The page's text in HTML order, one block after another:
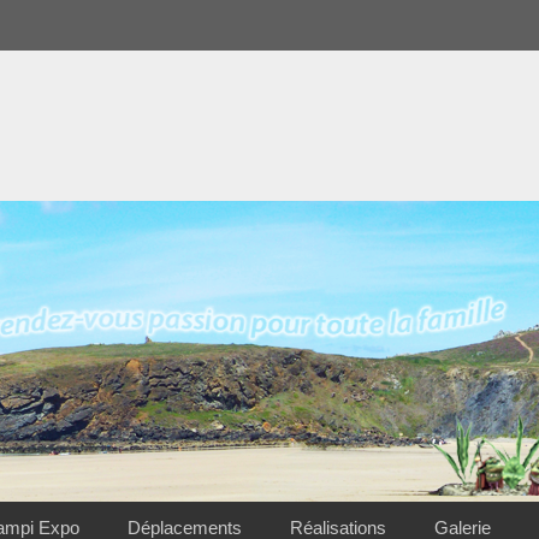
Expo Déplacements Réalisations Galerie